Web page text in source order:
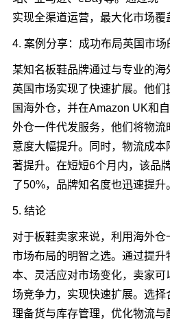
实现全渠道运营，最大化市场覆
4. 案例分享：成功布局英国市场
某知名板鞋品牌通过与专业的
英国市场实现了快速扩展。他
国海外仓，并在Amazon UK和
外仓一件代发服务，他们将物
意度大幅提升。同时，物流成
著提升。在短短6个月内，该品
了50%，品牌知名度也迅速提升
5. 结论
对于板鞋卖家来说，利用海外
市场布局的明智之选。通过提
本、灵活应对市场变化，卖家
场竞争力，实现快速扩展。选
理备货与库存管理，优化物流